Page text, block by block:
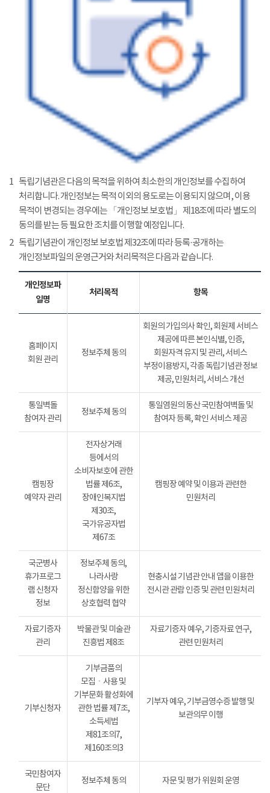
1 독립기념관은 다음의 목적을 위하여 최소한의 개인정보를 수집하여
처리합니다. 개인정보는 목적 이외의 용도로는 이용되지 않으며, 이용
목적이 변경되는 경우에는 「개인정보 보호법」 제18조에 따라 별도의
동의를 받는 등 필요한 조치를 이행할 예정입니다.
2 독립기념관이 개인정보 보호법 제32조에 따라 등록·공개하는
개인정보파일의 운영근거와 처리목적은 다음과 같습니다.
개인정보파
일명
처리목적 항목
홈페이지
회원 관리
정보주체 동의
회원의 가입의사 확인, 회원제 서비스
제공에 따른 본인식별, 인증,
회원자격 유지 및 관리, 서비스
부정이용방지, 각종 독립기념관 정보
제공, 민원처리, 서비스 개선
통일벽돌
참여자 관리
정보주체 동의
통일염원의 동산 국민참여벽돌 및
참여자 등록, 확인 서비스 제공
캠핑장
예약자 관리
전자상거래
등에서의
소비자보호에 관한
법률 제6조,
장애인복지법
제30조,
국가유공자법
제67조
캠핑장 예약 및 이용과 관련한
민원처리
국군병사
휴가프로그
램 신청자
정보
정보주체 동의,
나라사랑
정신함양을 위한
상호협력 협약
현충시설 기념관 안내 앱을 이용한
전시관 관람 인증 및 관련 민원처리
자료기증자
관리
박물관 및 미술관
진흥법 제8조
자료기증자 예우, 기증자료 연구,
관련 민원처리
기부신청자
기부금품의
모집ㆍ사용 및
기부문화 활성화에
관한 법률 제7조,
소득세법
제81조의7,
제160조의3
기부자 예우, 기부금영수증 발행 및
보관의무 이행
국민참여자
문단
정보주체 동의 자문 및 평가 위원회 운영